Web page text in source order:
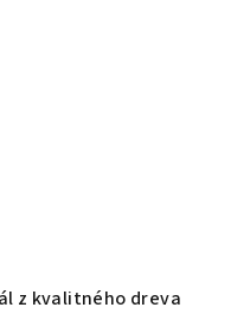
z kvalitného dreva